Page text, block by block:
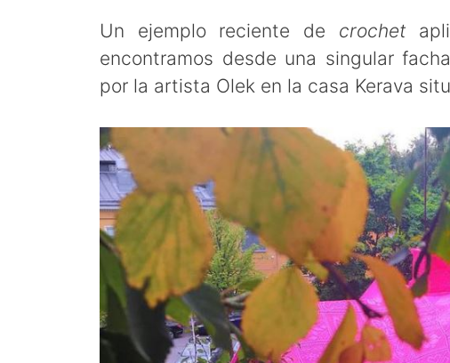
Un ejemplo reciente de crochet
encontramos desde una singular
por la artista Olek en la casa Kerava